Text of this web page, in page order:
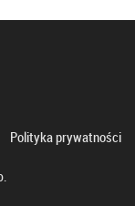
Polityka prywatności